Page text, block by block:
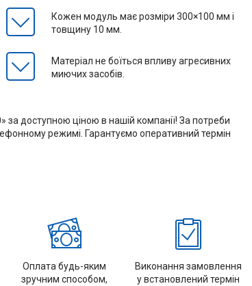
Кожен модуль має розміри 300×100 мм і
товщину 10 мм.
Матеріал не боїться впливу агресивних
миючих засобів.
доступною ціною в нашій компанії! За потреби
режимі. Гарантуємо оперативний термін
Оплата будь-яким
зручним способом,
Виконання замовлення
у встановлений термін